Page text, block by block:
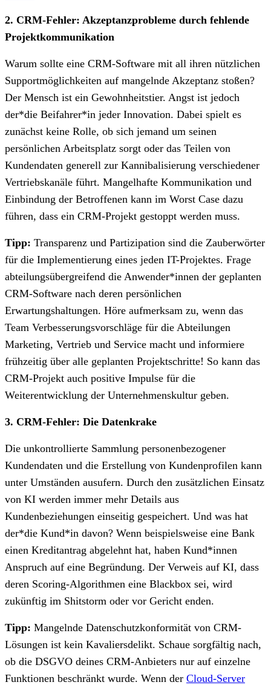
2. CRM-Fehler: Akzeptanzprobleme durch fehlende
Projektkommunikation
Warum sollte eine CRM-Software mit all ihren nützlichen
Supportmöglichkeiten auf mangelnde Akzeptanz stoßen?
Der Mensch ist ein Gewohnheitstier. Angst ist jedoch
der*die Beifahrer*in jeder Innovation. Dabei spielt es
zunächst keine Rolle, ob sich jemand um seinen
persönlichen Arbeitsplatz sorgt oder das Teilen von
Kundendaten generell zur Kannibalisierung verschiedener
Vertriebskanäle führt. Mangelhafte Kommunikation und
Einbindung der Betroffenen kann im Worst Case dazu
führen, dass ein CRM-Projekt gestoppt werden muss.
Tipp: Transparenz und Partizipation sind die Zauberwörter
für die Implementierung eines jeden IT-Projektes. Frage
abteilungsübergreifend die Anwender*innen der geplanten
CRM-Software nach deren persönlichen
Erwartungshaltungen. Höre aufmerksam zu, wenn das
Team Verbesserungsvorschläge für die Abteilungen
Marketing, Vertrieb und Service macht und informiere
frühzeitig über alle geplanten Projektschritte! So kann das
CRM-Projekt auch positive Impulse für die
Weiterentwicklung der Unternehmenskultur geben.
3. CRM-Fehler: Die Datenkrake
Die unkontrollierte Sammlung personenbezogener
Kundendaten und die Erstellung von Kundenprofilen kann
unter Umständen ausufern. Durch den zusätzlichen Einsatz
von KI werden immer mehr Details aus
Kundenbeziehungen einseitig gespeichert. Und was hat
der*die Kund*in davon? Wenn beispielsweise eine Bank
einen Kreditantrag abgelehnt hat, haben Kund*innen
Anspruch auf eine Begründung. Der Verweis auf KI, dass
deren Scoring-Algorithmen eine Blackbox sei, wird
zukünftig im Shitstorm oder vor Gericht enden.
Tipp: Mangelnde Datenschutzkonformität von CRM-
Lösungen ist kein Kavaliersdelikt. Schaue sorgfältig nach,
ob die DSGVO deines CRM-Anbieters nur auf einzelne
Funktionen beschränkt wurde. Wenn der Cloud-Server